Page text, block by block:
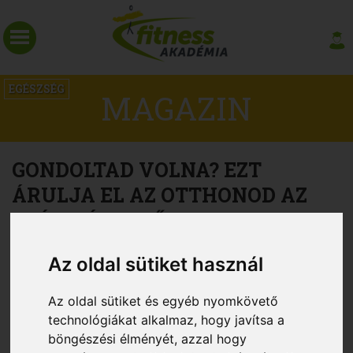
Az oldal sütiket használ
Az oldal sütiket és egyéb nyomkövető
technológiákat alkalmaz, hogy javítsa a
böngészési élményét, azzal hogy
EGÉSZSÉG MAGAZIN
GONDOLTAD VOLNA? EZT
ÁRULJA EL AZ OTTHONOD AZ
EGÉSZSÉGEDRŐL